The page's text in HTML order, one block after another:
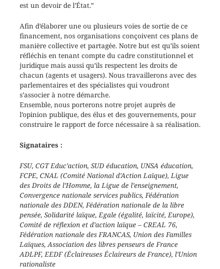
est un devoir de l’État.”
Afin d’élaborer une ou plusieurs voies de sortie de ce
financement, nos organisations conçoivent ces plans de
manière collective et partagée. Notre but est qu’ils soient
réfléchis en tenant compte du cadre constitutionnel et
juridique mais aussi qu’ils respectent les droits de
chacun (agents et usagers). Nous travaillerons avec des
parlementaires et des spécialistes qui voudront
s’associer à notre démarche.
Ensemble, nous porterons notre projet auprès de
l’opinion publique, des élus et des gouvernements, pour
construire le rapport de force nécessaire à sa réalisation.
Signataires :
FSU, CGT Educ’action, SUD éducation, UNSA éducation,
FCPE, CNAL (Comité National d’Action Laïque), Ligue
des Droits de l’Homme, la Ligue de l’enseignement,
Convergence nationale services publics, Fédération
nationale des DDEN, Fédération nationale de la libre
pensée, Solidarité laïque, Egale (égalité, laïcité, Europe),
Comité de réflexion et d’action laïque – CREAL 76,
Fédération nationale des FRANCAS, Union des Familles
Laïques, Association des libres penseurs de France
ADLPF, EEDF (Éclaireuses Éclaireurs de France), l’Union
rationaliste